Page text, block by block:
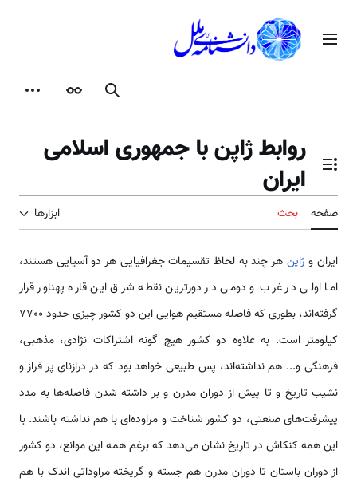
محتوامنوی اصلی
جستجوظاهر
تغییر وضعیت فهرست محتویات
روابط ژاپن با جمهوری اسلامی
ایران
صفحه بحث ابزارها
ایران و ژاپن هر چند به لحاظ تقسیمات جغرافیایی هر دو آسیایی هستند،
اما اولی در غرب و دومی در دورترین نقطه شرق این قاره پهناور قرار
گرفته‌اند، بطوری که فاصله مستقیم هوایی این دو کشور چیزی حدود 7700
کیلومتر است. به علاوه دو کشور هیچ گونه اشتراکات نژادی، مذهبی،
فرهنگی و... هم نداشته‌اند، پس طبیعی خواهد بود که در درازنای پر فراز و
نشیب تاریخ و تا پیش از دوران مدرن و بر داشته شدن فاصله‌ها به مدد
پیشرفت‌های صنعتی، دو کشور شناخت و مراوده‌ای با هم نداشته باشند. با
این همه کنکاش در تاریخ نشان می‌دهد که برغم همه این موانع، دو کشور
از دوران باستان تا دوران مدرن هم جسته و گریخته مراوداتی اندک با هم